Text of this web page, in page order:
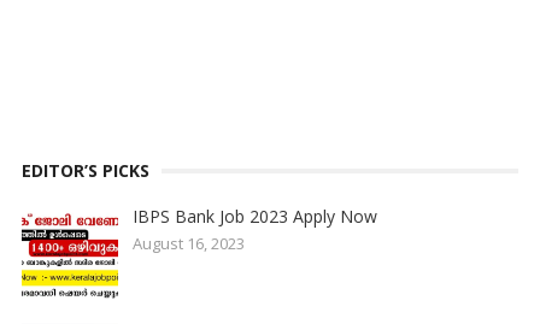
EDITOR’S PICKS
IBPS Bank Job 2023 Apply Now
August 16, 2023